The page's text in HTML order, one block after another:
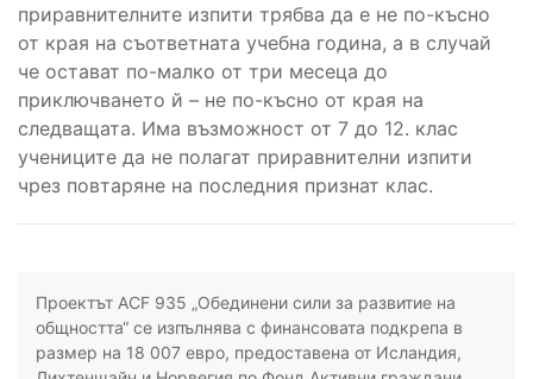
приравнителните изпити трябва да е не по-късно
от края на съответната учебна година, а в случай
че остават по-малко от три месеца до
приключването й – не по-късно от края на
следващата. Има възможност от 7 до 12. клас
учениците да не полагат приравнителни изпити
чрез повтаряне на последния признат клас.
Проектът ACF 935 „Обединени сили за развитие на
общността“ се изпълнява с финансовата подкрепа в
размер на 18 007 евро, предоставена от Исландия,